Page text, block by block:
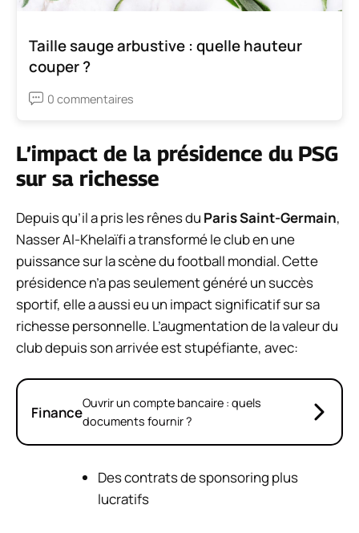
Taille sauge arbustive : quelle hauteur
couper ?
0 commentaires
L’impact de la présidence du PSG
sur sa richesse
Depuis qu’il a pris les rênes du Paris Saint-Germain,
Nasser Al-Khelaïfi a transformé le club en une
puissance sur la scène du football mondial. Cette
présidence n’a pas seulement généré un succès
sportif, elle a aussi eu un impact significatif sur sa
richesse personnelle. L’augmentation de la valeur du
club depuis son arrivée est stupéfiante, avec:
FinanceOuvrir un compte bancaire : quels
documents fournir ?
Des contrats de sponsoring plus
lucratifs